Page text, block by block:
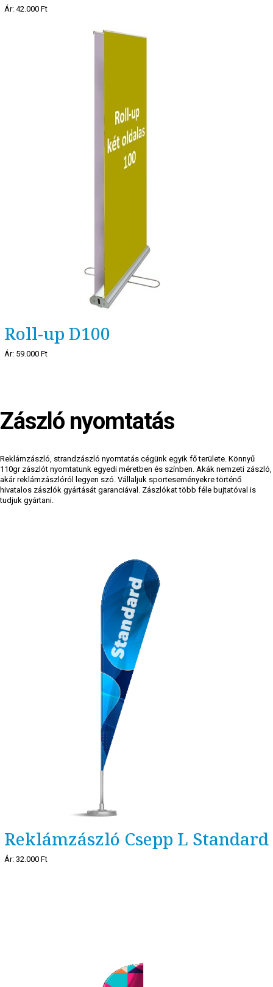
Ár: 42.000 Ft
Roll-up D100
Ár: 59.000 Ft
Zászló nyomtatás
Reklámzászló, strandzászló nyomtatás cégünk egyik fő területe. Könnyű
110gr zászlót nyomtatunk egyedi méretben és színben. Akák nemzeti zászló,
akár reklámzászlóról legyen szó. Vállaljuk sporteseményekre történő
hivatalos zászlók gyártását garanciával. Zászlókat több féle bujtatóval is
tudjuk gyártani.
Reklámzászló Csepp L Standard
Ár: 32.000 Ft